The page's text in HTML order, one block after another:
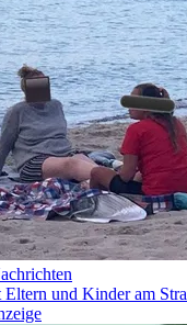
Eltern und Kinder am